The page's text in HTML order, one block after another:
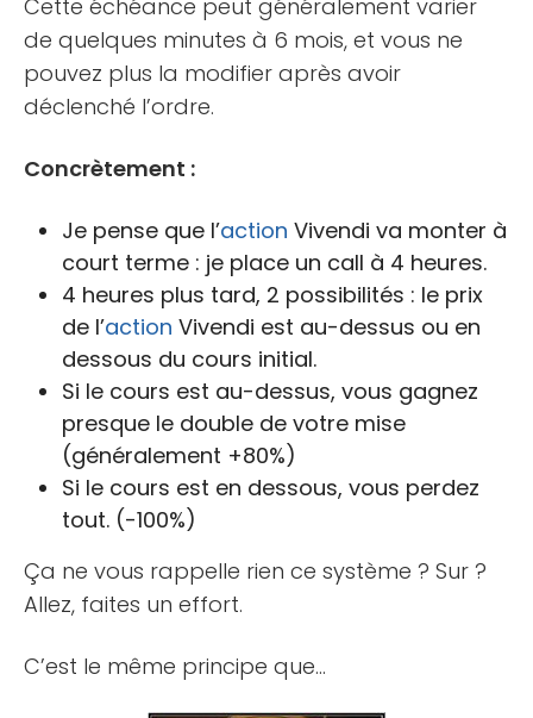
Cette échéance peut généralement varier
de quelques minutes à 6 mois, et vous ne
pouvez plus la modifier après avoir
déclenché l’ordre.
Concrètement :
Je pense que l’action Vivendi va monter à
court terme : je place un call à 4 heures.
4 heures plus tard, 2 possibilités : le prix
de l’action Vivendi est au-dessus ou en
dessous du cours initial.
Si le cours est au-dessus, vous gagnez
presque le double de votre mise
(généralement +80%)
Si le cours est en dessous, vous perdez
tout. (-100%)
Ça ne vous rappelle rien ce système ? Sur ?
Allez, faites un effort.
C’est le même principe que…